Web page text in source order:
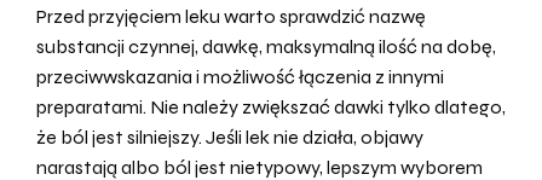
Przed przyjęciem leku warto sprawdzić nazwę
substancji czynnej, dawkę, maksymalną ilość na dobę,
przeciwwskazania i możliwość łączenia z innymi
preparatami. Nie należy zwiększać dawki tylko dlatego,
że ból jest silniejszy. Jeśli lek nie działa, objawy
narastają albo ból jest nietypowy, lepszym wyborem